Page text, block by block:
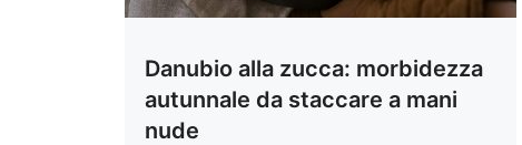
Danubio alla zucca: morbidezza
autunnale da staccare a mani
nude